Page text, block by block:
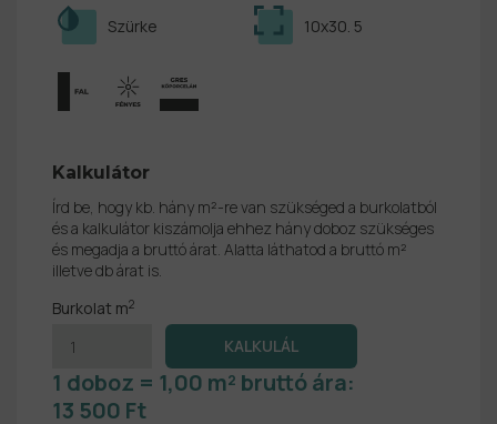
10x30. 5
Szürke
Kalkulátor
Írd be, hogy kb. hány m²-re van szükséged a burkolatból
és a kalkulátor kiszámolja ehhez hány doboz szükséges
és megadja a bruttó árat. Alatta láthatod a bruttó m²
illetve db árat is.
Burkolat m2
1 doboz = 1,00 m² bruttó ára:
13 500 Ft